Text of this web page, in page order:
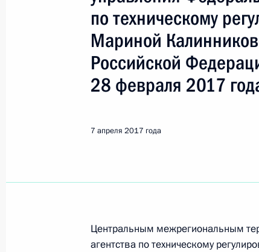
6 марта 2020 года, пятница
Центрального
в Москве личный приём граждан
по техническому
Мариной
Российской
28 февраля 2017
7 апреля 2017 года
Центральным межрегиональным
агентства по техническому